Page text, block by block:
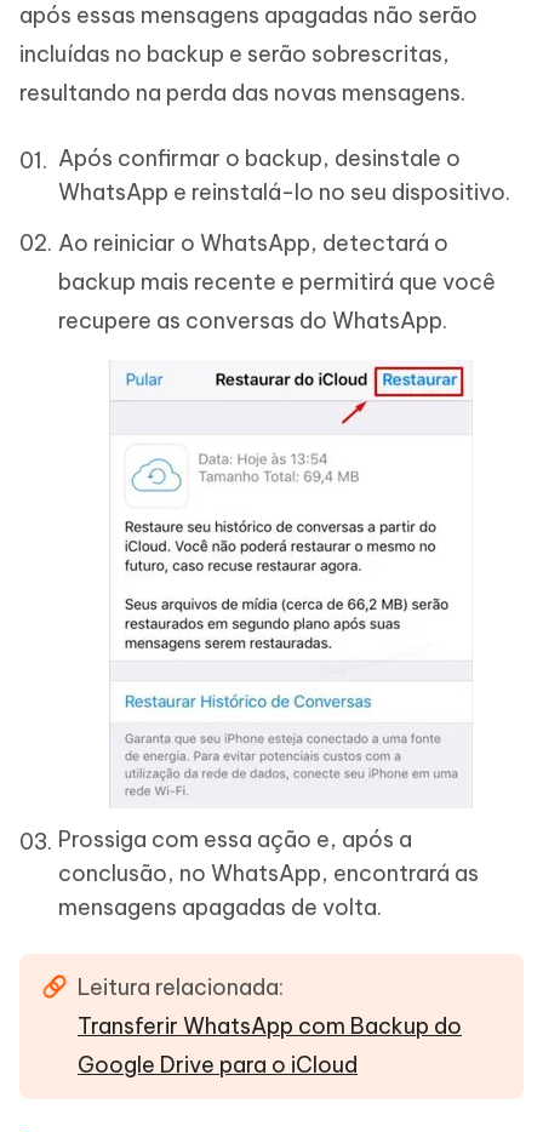
após essas mensagens apagadas não serão
incluídas no backup e serão sobrescritas,
resultando na perda das novas mensagens.
Após confirmar o backup, desinstale o
WhatsApp e reinstalá-lo no seu dispositivo.
Ao reiniciar o WhatsApp, detectará o
backup mais recente e permitirá que você
recupere as conversas do WhatsApp.
Prossiga com essa ação e, após a
conclusão, no WhatsApp, encontrará as
mensagens apagadas de volta.
Leitura relacionada:
Transferir WhatsApp com Backup do
Google Drive para o iCloud